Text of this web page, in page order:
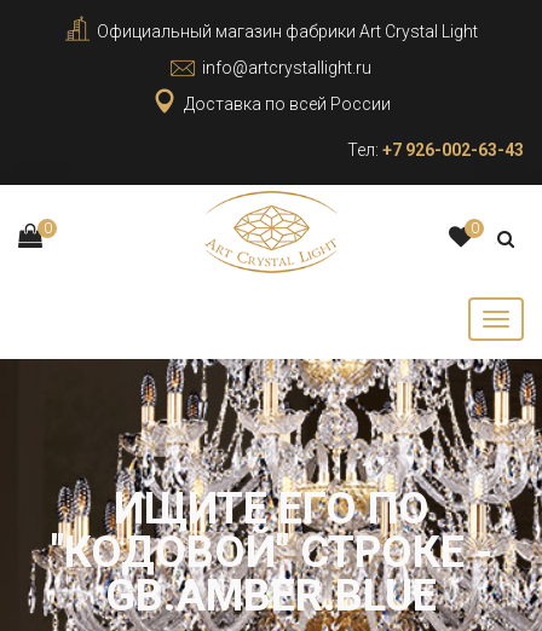
Официальный магазин фабрики Art Crystal Light
info@artcrystallight.ru
Доставка по всей России
Тел: +7 926-002-63-43
0 0
ИЩИТЕ ЕГО ПО
"КОДОВОЙ" СТРОКЕ -
GB.AMBER.BLUE